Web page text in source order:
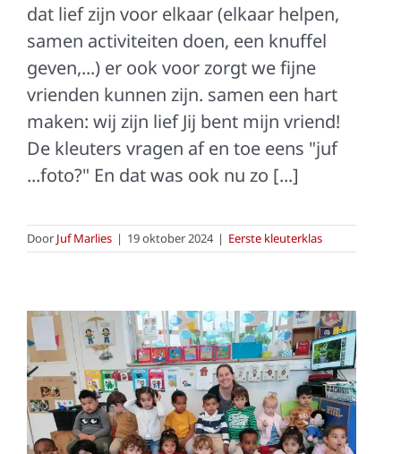
dat lief zijn voor elkaar (elkaar helpen,
samen activiteiten doen, een knuffel
geven,...) er ook voor zorgt we fijne
vrienden kunnen zijn. samen een hart
maken: wij zijn lief Jij bent mijn vriend!
De kleuters vragen af en toe eens "juf
...foto?" En dat was ook nu zo [...]
Door Juf Marlies | 19 oktober 2024 | Eerste kleuterklas
K0/1B: dit zijn wij